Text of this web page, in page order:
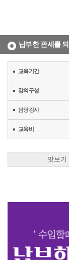
납부한 관세를
교육기간
강의구성
담당강사
교육비
맛보기